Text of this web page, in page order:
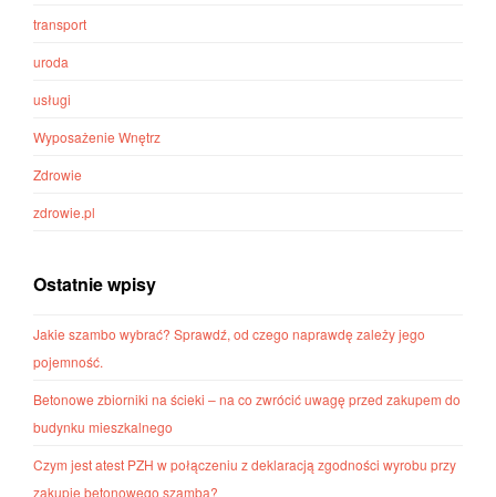
transport
uroda
usługi
Wyposażenie Wnętrz
Zdrowie
zdrowie.pl
Ostatnie wpisy
Jakie szambo wybrać? Sprawdź, od czego naprawdę zależy jego
pojemność.
Betonowe zbiorniki na ścieki – na co zwrócić uwagę przed zakupem do
budynku mieszkalnego
Czym jest atest PZH w połączeniu z deklaracją zgodności wyrobu przy
zakupie betonowego szamba?